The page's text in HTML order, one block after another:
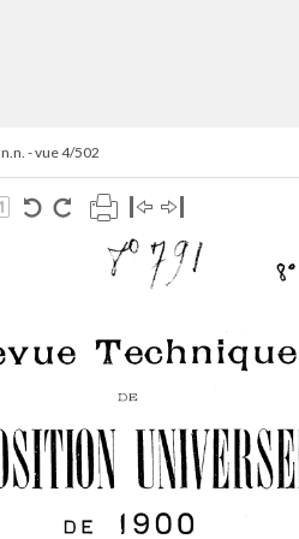
n.n. - vue 4/502